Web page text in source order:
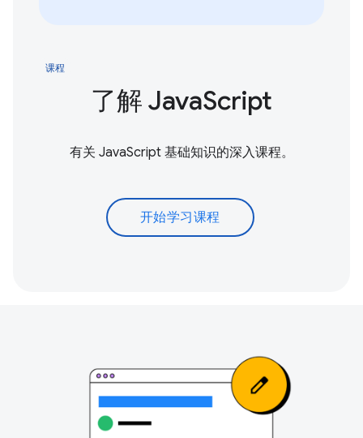
课程
了解 JavaScript
有关 JavaScript 基础知识的深入课程。
开始学习课程